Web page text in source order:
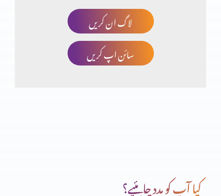
لاگ ان کریں
سائن اپ کریں
کیا آپ کو مدد چاہئیے؟